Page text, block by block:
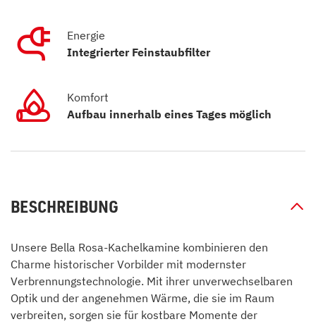
Energie
Integrierter Feinstaubfilter
Komfort
Aufbau innerhalb eines Tages möglich
BESCHREIBUNG
Unsere Bella Rosa-Kachelkamine kombinieren den
Charme historischer Vorbilder mit modernster
Verbrennungstechnologie. Mit ihrer unverwechselbaren
Optik und der angenehmen Wärme, die sie im Raum
verbreiten, sorgen sie für kostbare Momente der